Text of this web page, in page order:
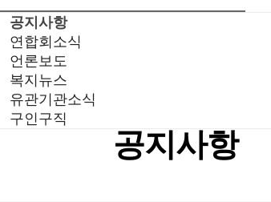
공지사항
연합회소식
언론보도
복지뉴스
유관기관소식
구인구직
공지사항